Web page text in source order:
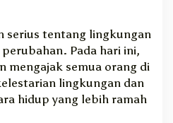
serius tentang lingkungan
Pada hari ini,
mengajak semua orang di
lingkungan dan
hidup yang lebih ramah